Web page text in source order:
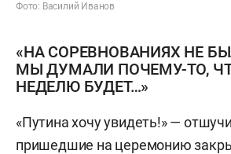
Фото: Василий Иванов
«НА СОРЕВНОВАНИЯХ НЕ
МЫ ДУМАЛИ ПОЧЕМУ-ТО,
НЕДЕЛЮ БУДЕТ…»
«Путина хочу увидеть!» —
пришедшие на церемонию